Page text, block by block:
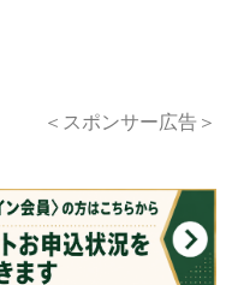
＜スポンサー広告＞